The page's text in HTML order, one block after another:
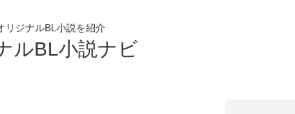
リジナルBL小説を紹介
ルBL小説ナビ